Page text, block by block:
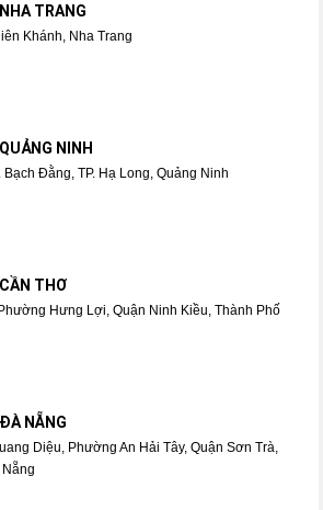
TRANG
Khánh, Nha Trang
NINH
Đằng, TP. Hạ Long, Quảng Ninh
THƠ
Hưng Lợi, Quận Ninh Kiều, Thành Phố
NẴNG
Diệu, Phường An Hải Tây, Quận Sơn Trà,